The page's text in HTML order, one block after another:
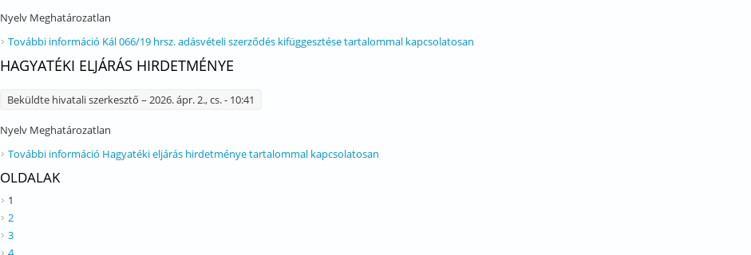
Nyelv Meghatározatlan
További információ Kál 066/19 hrsz. adásvételi szerződés kifüggesztése tartalommal kapcsolatosan
HAGYATÉKI ELJÁRÁS HIRDETMÉNYE
Beküldte hivatali szerkesztő – 2026. ápr. 2., cs. - 10:41
Nyelv Meghatározatlan
További információ Hagyatéki eljárás hirdetménye tartalommal kapcsolatosan
OLDALAK
1
2
3